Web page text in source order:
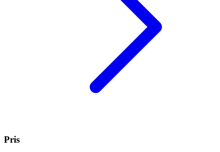
Pris